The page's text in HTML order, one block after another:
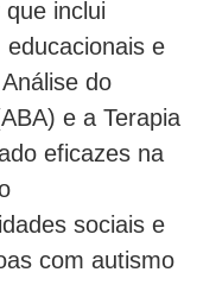
inclui
e
do
e a Terapia
eficazes na
sociais e
com autismo